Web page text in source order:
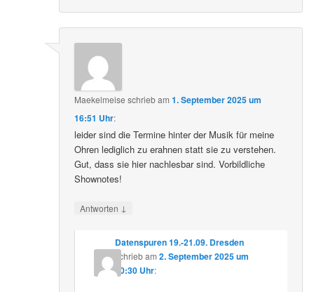
Maekelmeise schriebam1. September 2025 um
16:51 Uhr:
leider sind die Termine hinter der Musik für meine
Ohren lediglich zu erahnen statt sie zu verstehen.
Gut, dass sie hier nachlesbar sind. Vorbildliche
Shownotes!
Antworten ↓
Datenspuren 19.-21.09. Dresden
schriebam 2. September 2025 um
10:30 Uhr: